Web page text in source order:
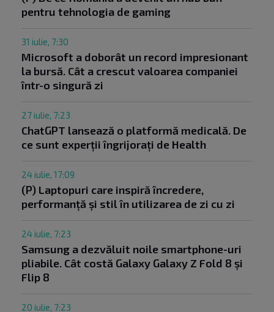
pentru tehnologia de gaming
31 iulie, 7:30
Microsoft a doborât un record impresionant
la bursă. Cât a crescut valoarea companiei
într-o singură zi
27 iulie, 7:23
ChatGPT lansează o platformă medicală. De
ce sunt experții îngrijorați de Health
24 iulie, 17:09
(P) Laptopuri care inspiră încredere,
performanță și stil în utilizarea de zi cu zi
24 iulie, 7:23
Samsung a dezvăluit noile smartphone-uri
pliabile. Cât costă Galaxy Galaxy Z Fold 8 și
Flip 8
20 iulie, 7:23